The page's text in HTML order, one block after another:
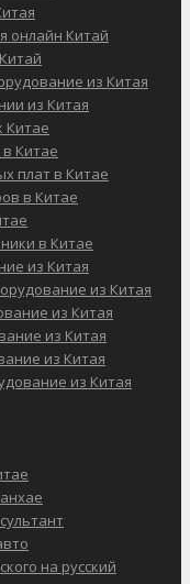
онлайн Китай
из Китая
из Китая
Китае
Китае
плат в Китае
в Китае
в Китае
из Китая
из Китая
из Китая
из Китая
из Китая
из Китая
на русский